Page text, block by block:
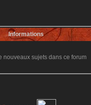
Informations
nouveaux sujets dans ce forum